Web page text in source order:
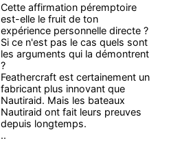
Cette affirmation péremptoire
est-elle le fruit de ton
expérience personnelle directe ?
Si ce n'est pas le cas quels sont
les arguments qui la démontrent
?
Feathercraft est certainement un
fabricant plus innovant que
Nautiraid. Mais les bateaux
Nautiraid ont fait leurs preuves
depuis longtemps.
..